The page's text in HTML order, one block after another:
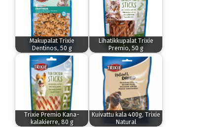
Makupalat Trixie
Dentinos, 50 g
Lihatikkupalat Trixie
Premio, 50 g
Trixie Premio Kana-
kalakierre, 80 g
Kuivattu kala 400g, Trixie
Natural